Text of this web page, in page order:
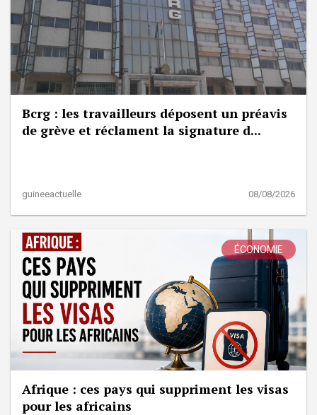
Bcrg : les travailleurs déposent un préavis
de grève et réclament la signature d...
guineeactuelle 08/08/2026
ÉCONOMIE
Afrique : ces pays qui suppriment les visas
pour les africains